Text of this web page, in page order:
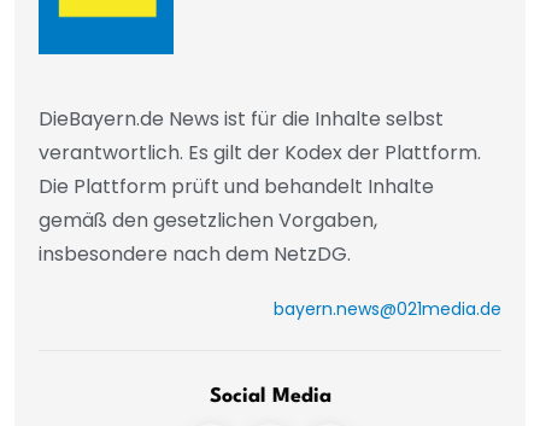
DieBayern.de News ist für die Inhalte selbst
verantwortlich. Es gilt der Kodex der Plattform.
Die Plattform prüft und behandelt Inhalte
gemäß den gesetzlichen Vorgaben,
insbesondere nach dem NetzDG.
bayern.news@021media.de
Social Media